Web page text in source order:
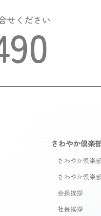
せください
さわやか倶楽
さわやか倶楽
さわやか倶楽
会長挨拶
社長挨拶